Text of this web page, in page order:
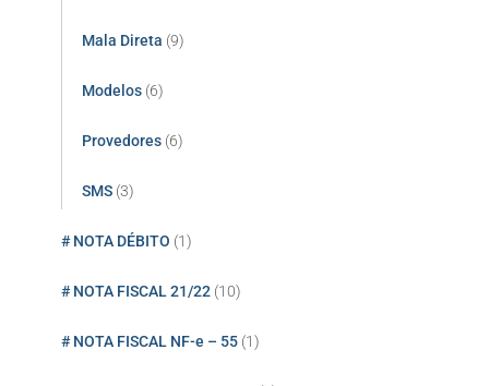
Mala Direta (9)
Modelos (6)
Provedores (6)
SMS (3)
# NOTA DÉBITO (1)
# NOTA FISCAL 21/22 (10)
# NOTA FISCAL NF-e – 55 (1)